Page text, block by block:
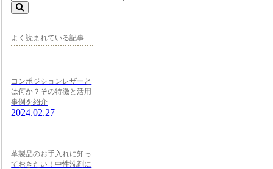
よく読まれている記事
コンポジションレザーと
は何か？その特徴と活用
事例を紹介
2024.02.27
革製品のお手入れに知っ
ておきたい！中性洗剤に